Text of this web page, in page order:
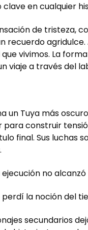
en cualquier
de tristeza,
recuerdo
vivimos. La
viaje a través del
un Tuya más
para construir
final. Sus luchas
no
la noción del
secundarios